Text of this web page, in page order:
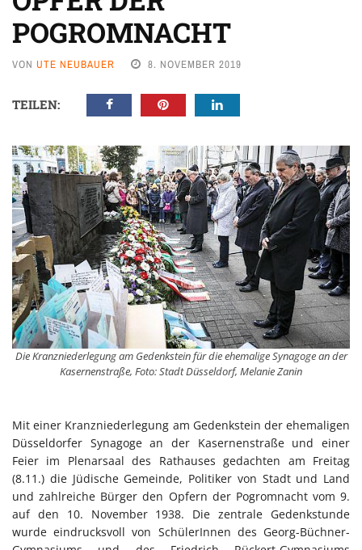
POGROMNACHT
VON UTE NEUBAUER 8. NOVEMBER 2019
TEILEN:
Die Kranzniederlegung am Gedenkstein für die ehemalige Synagoge an der
Kasernenstraße, Foto: Stadt Düsseldorf, Melanie Zanin
Mit einer Kranzniederlegung am Gedenkstein der ehemaligen
Düsseldorfer Synagoge an der Kasernenstraße und einer
Feier im Plenarsaal des Rathauses gedachten am Freitag
(8.11.) die Jüdische Gemeinde, Politiker von Stadt und Land
und zahlreiche Bürger den Opfern der Pogromnacht vom 9.
auf den 10. November 1938. Die zentrale Gedenkstunde
wurde eindrucksvoll von SchülerInnen des Georg-Büchner-